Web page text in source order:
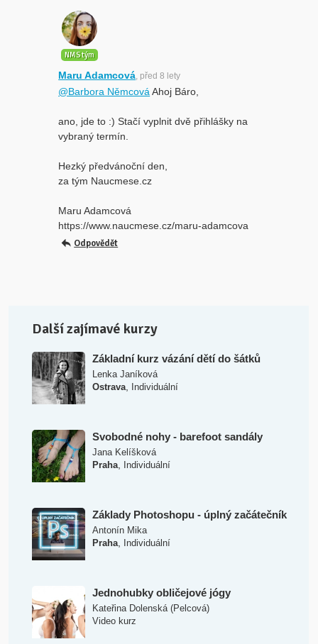
NMS tým
Maru Adamcová, před 8 lety
@Barbora NěmcováAhoj Báro,
ano, jde to :) Stačí vyplnit dvě přihlášky na
vybraný termín.
Hezký předvánoční den,
za tým Naucmese.cz
Maru Adamcová
https://www.naucmese.cz/maru-adamcova
Odpovědět
Další zajímavé kurzy
Základní kurz vázání dětí do šátků
Lenka Janíková
Ostrava, Individuální
Svobodné nohy - barefoot sandály
Jana Kelíšková
Praha, Individuální
Základy Photoshopu - úplný začátečník
Antonín Mika
Praha, Individuální
Jednohubky obličejové jógy
Kateřina Dolenská (Pelcová)
Video kurz